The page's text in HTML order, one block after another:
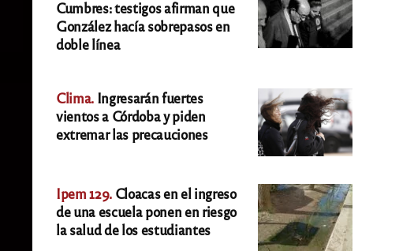
Cumbres: testigos afirman que
González hacía sobrepasos en
doble línea
Clima. Ingresarán fuertes
vientos a Córdoba y piden
extremar las precauciones
Ipem 129. Cloacas en el ingreso
de una escuela ponen en riesgo
la salud de los estudiantes